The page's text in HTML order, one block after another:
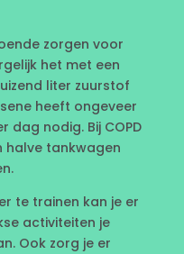
zorgen voor
het met een
liter zuurstof
heeft ongeveer
dag nodig. Bij COPD
halve tankwagen
te trainen kan je er
activiteiten je
Ook zorg je er